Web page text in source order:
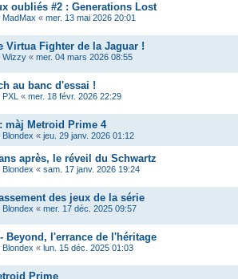
oubliés #2 : Generations Lost
MadMax « mer. 13 mai 2026 20:01
Virtua Fighter de la Jaguar !
Wizzy « mer. 04 mars 2026 08:55
au banc d'essai !
PXL « mer. 18 févr. 2026 22:29
màj Metroid Prime 4
Blondex « jeu. 29 janv. 2026 01:12
après, le réveil du Schwartz
Blondex « sam. 17 janv. 2026 19:24
des jeux de la série
Blondex « mer. 17 déc. 2025 09:57
Beyond, l'errance de l'héritage
Blondex « lun. 15 déc. 2025 01:03
Prime